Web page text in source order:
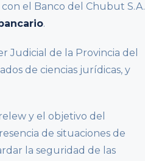
el Banco del Chubut S.A.
.
Judicial de la Provincia del
de ciencias jurídicas, y
y el objetivo del
de situaciones de
la seguridad de las